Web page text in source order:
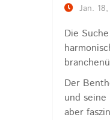
Jan.
Die
Der
und
aber